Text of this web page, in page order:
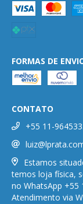
FORMAS DE
CONTATO
+55 11-
Estamos
temos loja física,
no WhatsApp +55
Atendimento via